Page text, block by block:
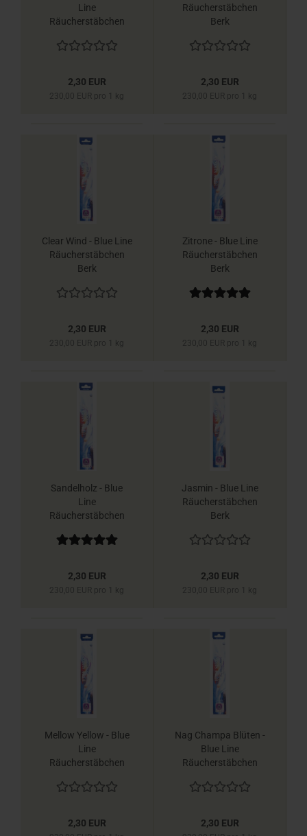
Line
Räucherstäbchen
2,30 EUR
230,00 EUR pro 1 kg
Räucherstäbchen
Berk
2,30 EUR
230,00 EUR pro 1 kg
Clear Wind - Blue Line
Räucherstäbchen
Berk
2,30 EUR
230,00 EUR pro 1 kg
Zitrone - Blue Line
Räucherstäbchen
Berk
2,30 EUR
230,00 EUR pro 1 kg
Sandelholz - Blue
Line
Räucherstäbchen
2,30 EUR
230,00 EUR pro 1 kg
Jasmin - Blue Line
Räucherstäbchen
Berk
2,30 EUR
230,00 EUR pro 1 kg
Mellow Yellow - Blue
Line
Räucherstäbchen
2,30 EUR
Nag Champa Blüten -
Blue Line
Räucherstäbchen
2,30 EUR